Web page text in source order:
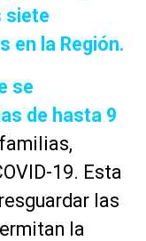
siete
en la Región.
se
de hasta 9
19. Esta
las
la